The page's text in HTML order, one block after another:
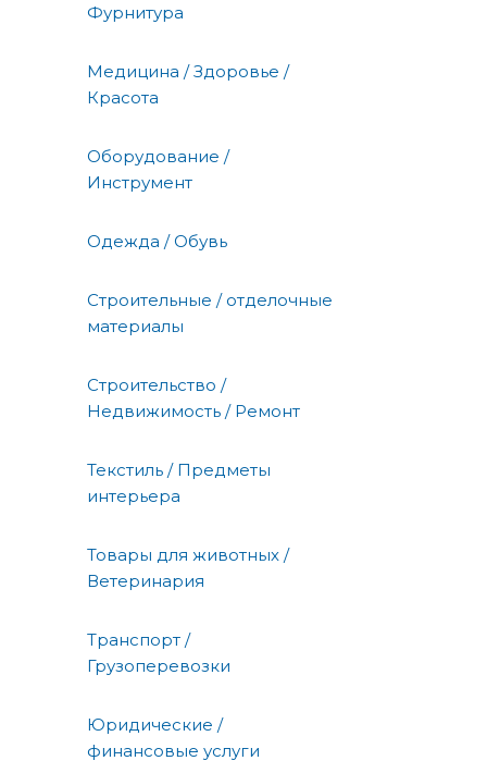
Фурнитура
Медицина / Здоровье /
Красота
Оборудование /
Инструмент
Одежда / Обувь
Строительные / отделочные
материалы
Строительство /
Недвижимость / Ремонт
Текстиль / Предметы
интерьера
Товары для животных /
Ветеринария
Транспорт /
Грузоперевозки
Юридические /
финансовые услуги